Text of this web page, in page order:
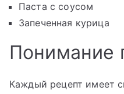
Паста с соусом
Запеченная курица
Понимание
Каждый рецепт имеет